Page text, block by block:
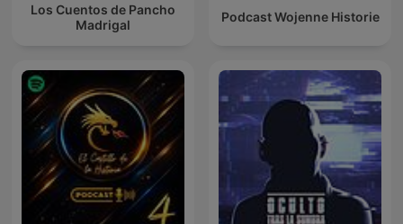
Los Cuentos de Pancho
Madrigal
Podcast Wojenne Historie